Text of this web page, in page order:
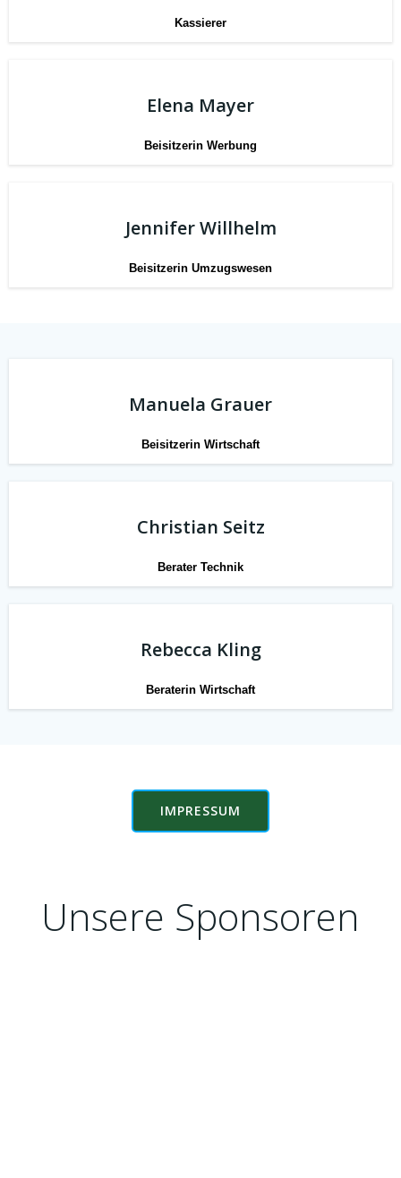
Kassierer
Elena Mayer
Beisitzerin Werbung
Jennifer Willhelm
Beisitzerin Umzugswesen
Manuela Grauer
Beisitzerin Wirtschaft
Christian Seitz
Berater Technik
Rebecca Kling
Beraterin Wirtschaft
IMPRESSUM
Unsere Sponsoren